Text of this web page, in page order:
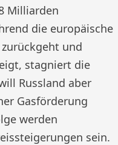
Milliarden
die europäische
und
stagniert die
Russland aber
Gasförderung
werden
sein.